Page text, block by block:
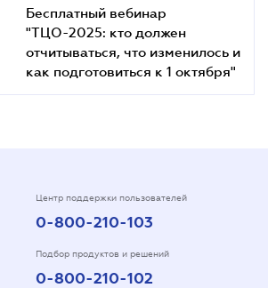
Бесплатный вебинар
"ТЦО-2025: кто должен
отчитываться, что изменилось и
как подготовиться к 1 октября"
Центр поддержки пользователей
0-800-210-103
Подбор продуктов и решений
0-800-210-102